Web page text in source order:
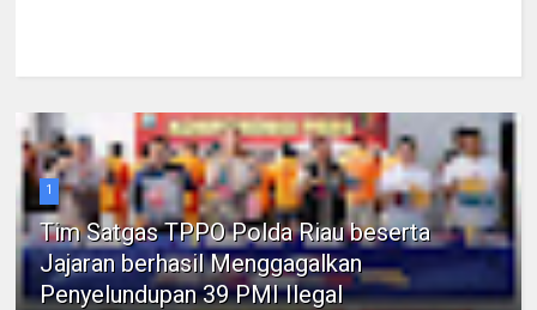
1
Tim Satgas TPPO Polda Riau beserta
Jajaran berhasil Menggagalkan
Penyelundupan 39 PMI Ilegal